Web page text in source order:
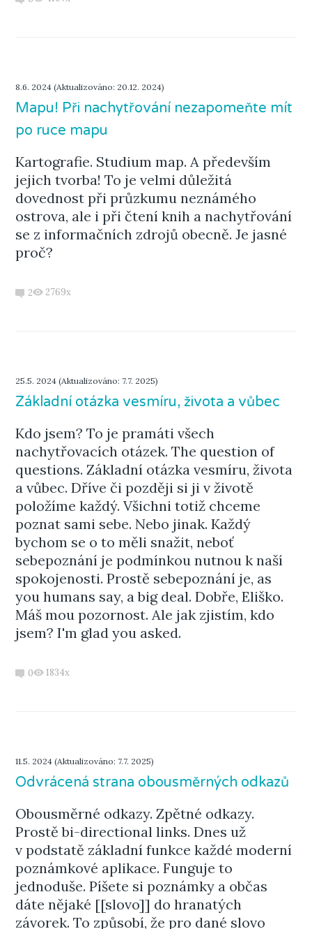
8.6. 2024 (Aktualizováno: 20.12. 2024)
Mapu! Při nachytřování nezapomeňte mít
po ruce mapu
Kartografie. Studium map. A především
jejich tvorba! To je velmi důležitá
dovednost při průzkumu neznámého
ostrova, ale i při čtení knih a nachytřování
se z informačních zdrojů obecně. Je jasné
proč?
2 2769x
25.5. 2024 (Aktualizováno: 7.7. 2025)
Základní otázka vesmíru, života a vůbec
Kdo jsem? To je pramáti všech
nachytřovacích otázek. The question of
questions. Základní otázka vesmíru, života
a vůbec. Dříve či později si ji v životě
položíme každý. Všichni totiž chceme
poznat sami sebe. Nebo jinak. Každý
bychom se o to měli snažit, neboť
sebepoznání je podmínkou nutnou k naší
spokojenosti. Prostě sebepoznání je, as
you humans say, a big deal. Dobře, Eliško.
Máš mou pozornost. Ale jak zjistím, kdo
jsem? I'm glad you asked.
0 1834x
11.5. 2024 (Aktualizováno: 7.7. 2025)
Odvrácená strana obousměrných odkazů
Obousměrné odkazy. Zpětné odkazy.
Prostě bi-directional links. Dnes už
v podstatě základní funkce každé moderní
poznámkové aplikace. Funguje to
jednoduše. Píšete si poznámky a občas
dáte nějaké [[slovo]] do hranatých
závorek. To způsobí, že pro dané slovo